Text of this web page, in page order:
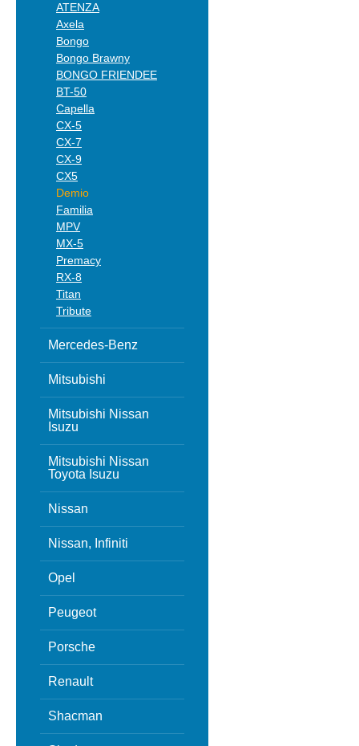
ATENZA
Axela
Bongo
Bongo Brawny
BONGO FRIENDEE
BT-50
Capella
CX-5
CX-7
CX-9
CX5
Demio
Familia
MPV
MX-5
Premacy
RX-8
Titan
Tribute
Mercedes-Benz
Mitsubishi
Mitsubishi Nissan
Isuzu
Mitsubishi Nissan
Toyota Isuzu
Nissan
Nissan, Infiniti
Opel
Peugeot
Porsche
Renault
Shacman